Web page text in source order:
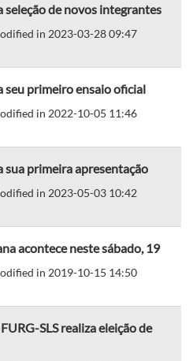
seleção de novos integrantes
in 2023-03-28 09:47
seu primeiro ensaio oficial
in 2022-10-05 11:46
sua primeira apresentação
in 2023-05-03 10:42
acontece neste sábado, 19
in 2019-10-15 14:50
SLS realiza eleição de